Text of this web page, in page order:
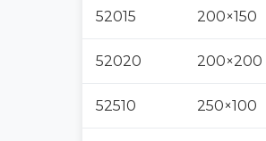
52015 200×150
52020 200×200
52510 250×100